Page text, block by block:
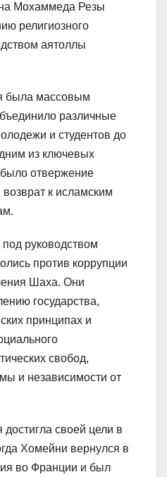
Мохаммеда Резы
религиозного
аятоллы
была массовым
различные
и студентов до
из ключевых
отвержение
к исламским
руководством
против коррупции
Шаха. Они
государства,
принципах и
свобод,
и независимости от
своей цели в
Хомейни вернулся в
во Франции и был